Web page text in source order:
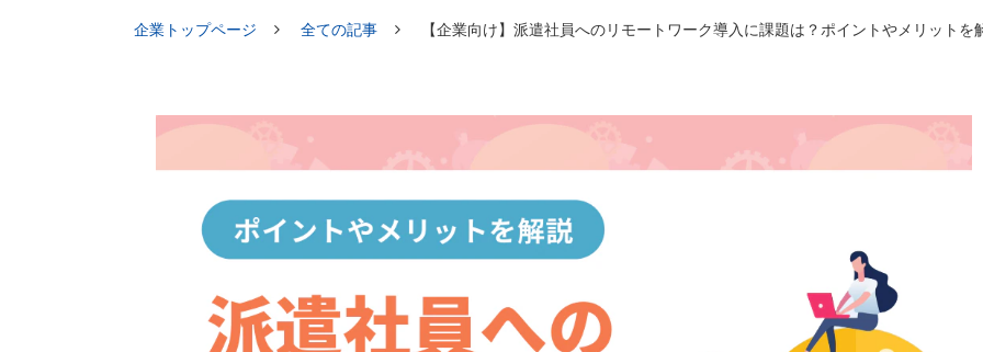
企業トップページ 全ての記事 【企業向け】派遣社員へのリモートワーク導入に課題は？ポイントやメリットを